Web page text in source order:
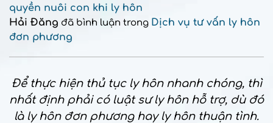
quyền nuôi con khi ly hôn
Hải Đăng đã bình luận trong Dịch vụ tư vấn ly hôn
đơn phương
Để thực hiện thủ tục ly hôn nhanh chóng, thì
nhất định phải có luật sư ly hôn hỗ trợ, dù đó
là ly hôn đơn phương hay ly hôn thuận tình.